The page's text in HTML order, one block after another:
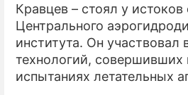
Кравцев – стоял у истоков
Центрального
института. Он участвовал
технологий, совершивших
испытаниях летательных